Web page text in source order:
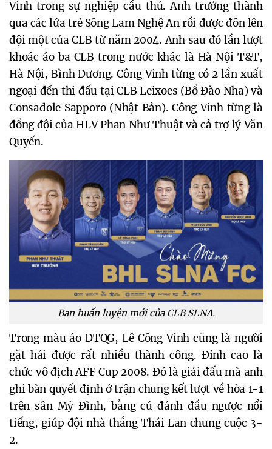
Vinh trong sự nghiệp cầu thủ. Anh trưởng thành
qua các lứa trẻ Sông Lam Nghệ An rồi được đôn lên
đội một của CLB từ năm 2004. Anh sau đó lần lượt
khoác áo ba CLB trong nước khác là Hà Nội T&T,
Hà Nội, Bình Dương. Công Vinh từng có 2 lần xuất
ngoại đến thi đấu tại CLB Leixoes (Bồ Đào Nha) và
Consadole Sapporo (Nhật Bản). Công Vinh từng là
đồng đội của HLV Phan Như Thuật và cả trợ lý Văn
Quyến.
Ban huấn luyện mới của CLB SLNA.
Trong màu áo ĐTQG, Lê Công Vinh cũng là người
gặt hái được rất nhiều thành công. Đỉnh cao là
chức vô địch AFF Cup 2008. Đó là giải đấu mà anh
ghi bàn quyết định ở trận chung kết lượt về hòa 1-1
trên sân Mỹ Đình, bằng cú đánh đầu ngược nổi
tiếng, giúp đội nhà thắng Thái Lan chung cuộc 3-
2.